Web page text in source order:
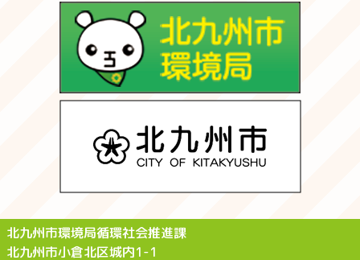
北九州市環境局循環社会推進課
北九州市小倉北区城内1-1